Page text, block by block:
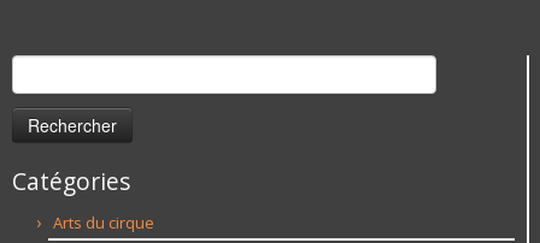
Catégories
Arts du cirque